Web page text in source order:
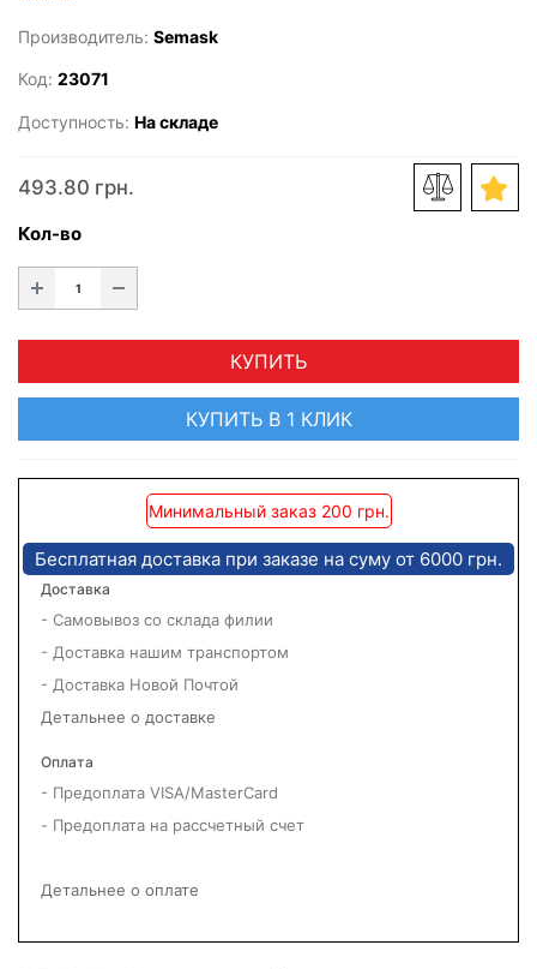
Производитель: Semask
Код: 23071
Доступность: На складе
493.80 грн.
Кол-во
КУПИТЬ
КУПИТЬ В 1 КЛИК
Минимальный заказ 200 грн.
Бесплатная доставка при заказе на суму от 6000 грн.
Доставка
- Самовывоз со склада филии
- Доставка нашим транспортом
- Доставка Новой Почтой
Детальнее о доставке
Оплата
- Предоплата VISA/MasterCard
- Предоплата на рассчетный счет
Детальнее о оплате